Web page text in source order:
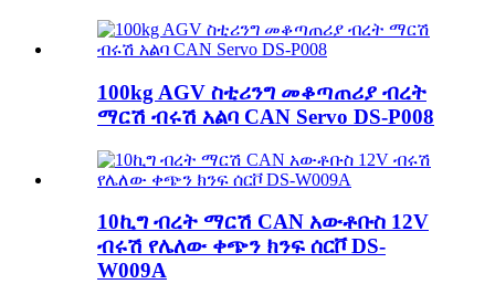
100kg AGV ስቲሪንግ መቆጣጠሪያ ብረት
ማርሽ ብሩሽ አልባ CAN Servo DS-P008
10ኪግ ብረት ማርሽ CAN አውቶቡስ 12V
ብሩሽ የሌለው ቀጭን ክንፍ ሰርቮ DS-
W009A